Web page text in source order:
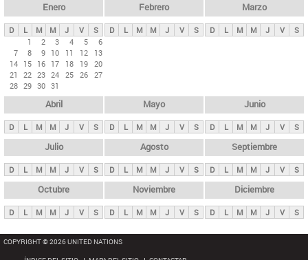
ds
p
n
i
p
a
l
s
Enero
D L M M J V
S
1
2 3 4 5
6
7
8 9 10 11 12
13
14 15 16 17 18 19 20
21
22 23 24 25 26 27
28 29 30 31
Febrero
D L M M J V S
Marzo
D L M M J V S
Abril
D L M M J V S
Mayo
D L M M J V S
Junio
D L M M J V S
Julio
D L M M J V S
Agosto
D L M M J V S
Septiembre
D L M M J V S
Octubre
D L M M J V S
Noviembre
D L M M J V S
Diciembre
D L M M J V S
COPYRIGHT © 2026 UNITED NATIONS